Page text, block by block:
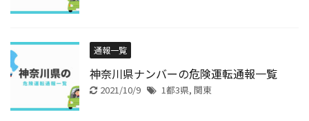
通報一覧
神奈川県ナンバーの危険運転通報一覧
2021/10/9 1都3県, 関東